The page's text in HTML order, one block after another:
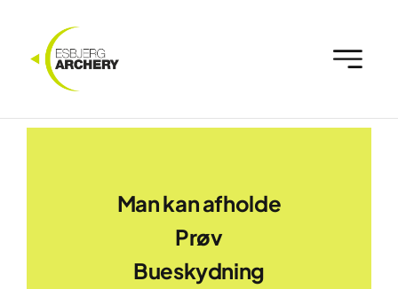
content
Man kan afholde
Prøv
Bueskydning